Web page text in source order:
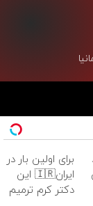
برای اولین بار در
ایران🇮🇷 این
دکتر کرم ترمیم